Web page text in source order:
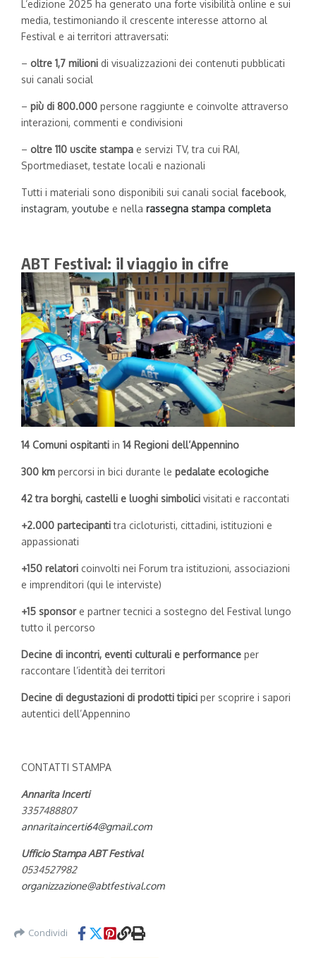
L’edizione 2025 ha generato una forte visibilità online e sui
media, testimoniando il crescente interesse attorno al
Festival e ai territori attraversati:
– oltre 1,7 milioni di visualizzazioni dei contenuti pubblicati
sui canali social
– più di 800.000 persone raggiunte e coinvolte attraverso
interazioni, commenti e condivisioni
– oltre 110 uscite stampa e servizi TV, tra cui RAI,
Sportmediaset, testate locali e nazionali
Tutti i materiali sono disponibili sui canali social facebook,
instagram, youtube e nella rassegna stampa completa
ABT Festival: il viaggio in cifre
14 Comuni ospitanti in 14 Regioni dell’Appennino
300 km percorsi in bici durante le pedalate ecologiche
42 tra borghi, castelli e luoghi simbolici visitati e raccontati
+2.000 partecipantitra cicloturisti, cittadini, istituzioni e
appassionati
+150 relatori coinvolti nei Forum tra istituzioni, associazioni
e imprenditori (qui le interviste)
+15 sponsore partner tecnici a sostegno del Festival lungo
tutto il percorso
Decine di incontri, eventi culturali e performance per
raccontare l’identità dei territori
Decine di degustazioni di prodotti tipici per scoprire i sapori
autentici dell’Appennino
CONTATTI STAMPA
Annarita Incerti
3357488807
annaritaincerti64@gmail.com
Ufficio Stampa ABT Festival
0534527982
organizzazione@abtfestival.com
Condividi